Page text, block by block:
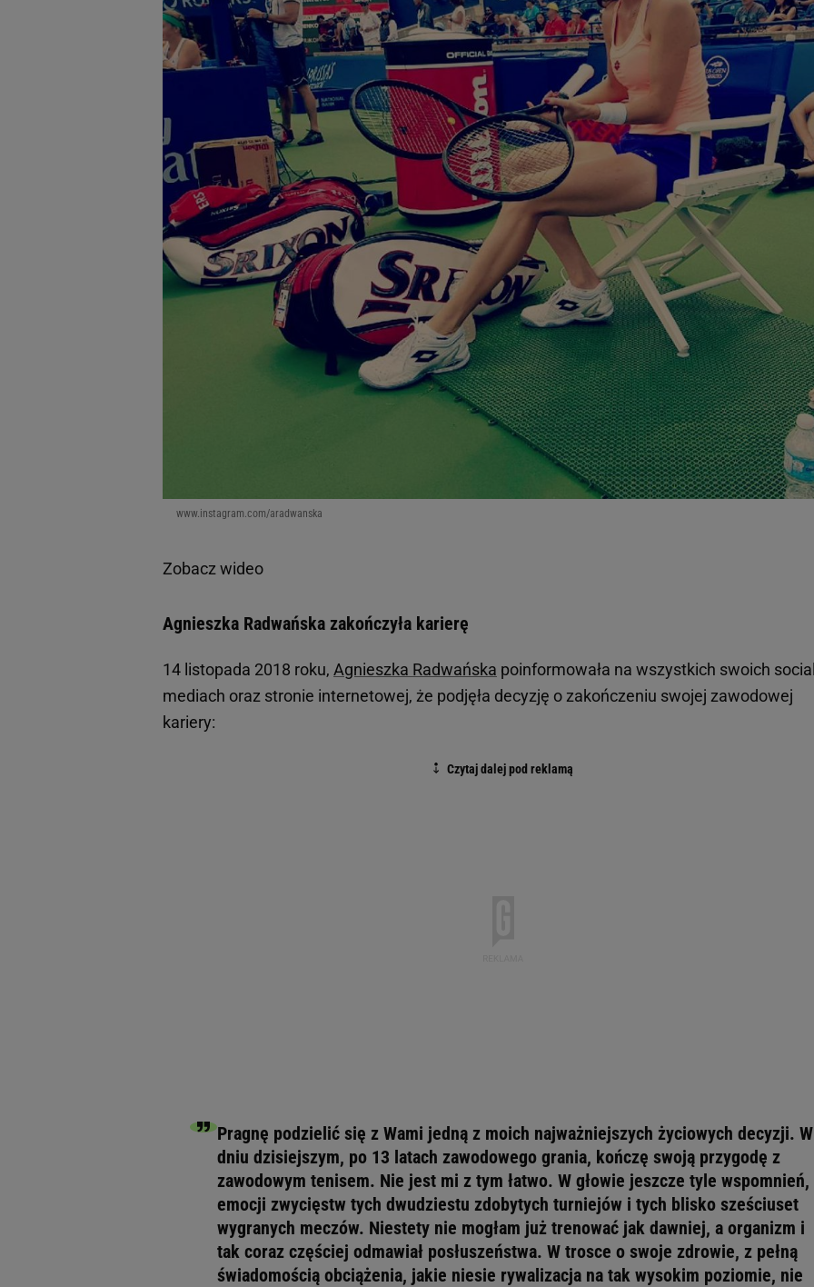
www.instagram.com/aradwanska
Zobacz wideo
Agnieszka Radwańska zakończyła karierę
14 listopada 2018 roku, Agnieszka Radwańska poinformowała na wszystkich swoich
mediach oraz stronie internetowej, że podjęła decyzję o zakończeniu swojej zawodowej
kariery:
Pragnę podzielić się z Wami jedną z moich najważniejszych życiowych decyzji. W
dniu dzisiejszym, po 13 latach zawodowego grania, kończę swoją przygodę z
zawodowym tenisem. Nie jest mi z tym łatwo. W głowie jeszcze tyle wspomnień,
emocji zwycięstw tych dwudziestu zdobytych turniejów i tych blisko sześciuset
wygranych meczów. Niestety nie mogłam już trenować jak dawniej, a organizm i
tak coraz częściej odmawiał posłuszeństwa. W trosce o swoje zdrowie, z pełną
świadomością obciążenia, jakie niesie rywalizacja na tak wysokim poziomie, nie